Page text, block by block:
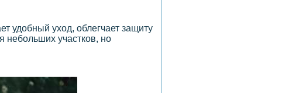
удобный уход, облегчает защиту
небольших участков, но